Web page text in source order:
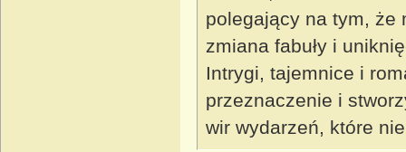
polegający na tym, że
zmiana fabuły i
Intrygi, tajemnice i
przeznaczenie i
wir wydarzeń, które